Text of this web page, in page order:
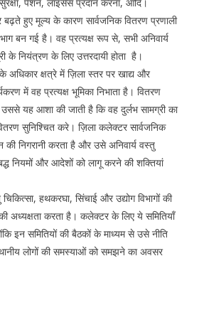
पेंशन, लाइसेंस प्रदान करना, आदि।
हुए मूल्य के कारण सार्वजनिक वितरण प्रणाली
बन गई है। वह प्रत्यक्ष रूप से, सभी अनिवार्य
नियंत्रण के लिए उत्तरदायी होता है।
क्षत्रे में ज़िला स्तर पर खाद्य और
में वह प्रत्यक्ष भूमिका निभाता है। वितरण
यह आशा की जाती है कि वह दुर्लभ सामग्री का
सुनिश्चित करे। ज़िला कलेक्टर सार्वजनिक
की निगरानी करता है और उसे अनिवार्य वस्तु
नियमों और आदेशों को लागू करने की शक्तियां
हथकरघा, सिंचाई और उद्योग विभागों की
अध्यक्षता करता है। कलेक्टर के लिए ये समितियाँ
इन समितियों की बैठकों के माध्यम से उसे नीति
लोगों की समस्याओं को समझने का अवसर